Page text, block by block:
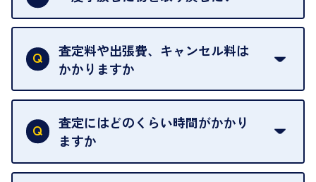
を整えておりますので、お好きな時にお越しくださ
い。
お急ぎの場合はスタッフに一言お声がけください。
可能な限り、迅速に対応させていただきます。
当店は質店ではありませんので、買い取ったお品物
は基本的に販売へと回されます。買い戻しはできま
せんので、ご了承ください。
グオフが可能です。
契約破棄という形で、お品物をお戻しすることがで
きます。
売却当日を含む8日間のうちに、お気軽にお申し出
査定料や出張費、キャンセル料は
かかりますか
一切いただいておりません。査定金額にご納得いた
だけない場合は、その場でお断りいただいても問題
ございません。お気軽にご相談ください。
査定にはどのくらい時間がかかり
ますか
お品物の内容や点数によって異なりますが、店頭買